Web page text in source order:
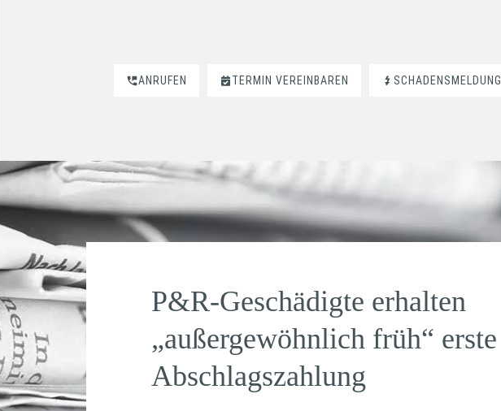
ANRUFEN TERMIN VEREINBAREN SCHADENSMELDUNG
P&R-Geschädigte erhalten
„außergewöhnlich früh“ erste
Abschlagszahlung